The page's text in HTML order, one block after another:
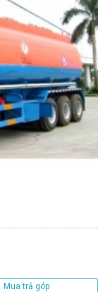
Mua trả góp